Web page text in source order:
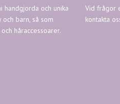
handgjorda och unika
barn, så som
håraccessoarer.
Vid frågor
kontakta